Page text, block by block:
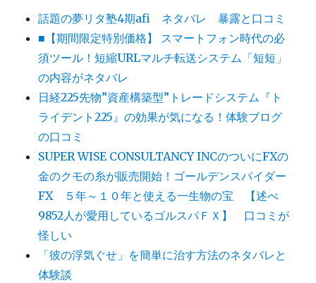
話題の夢リタ塾4期afi ネタバレ 暴露と口コミ
■【期間限定特別価格】 スマートフォン時代の必
須ツール！短縮URLマルチ転送システム「短短」
の内容がネタバレ
日経225先物”資産構築型”トレードシステム『ト
ライデント225』の効果が気になる！体験ブログ
の口コミ
SUPER WISE CONSULTANCY INCのついにFXの
金のクモの糸が販売開始！ゴールデンスパイダー
FX ５年～１０年と使える一生物の宝 【述べ
9852人が愛用しているゴルスパＦＸ】 口コミが
怪しい
「彼の浮気ぐせ」を簡単に治す方法のネタバレと
体験談